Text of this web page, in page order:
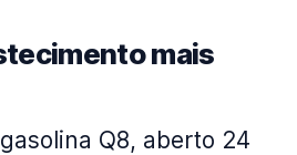
mais
Q8, aberto 24